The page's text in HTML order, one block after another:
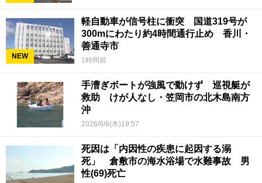
NEW
軽自動車が信号柱に衝突 国道319号が
300mにわたり約4時間通行止め 香川・
善通寺市
1時間前
手漕ぎボートが強風で動けず 巡視艇が
救助 けが人なし・笠岡市の北木島南方
沖
2026/8/6(木)19:57
死因は「内因性の疾患に起因する溺
死」 倉敷市の海水浴場で水難事故 男
性(69)死亡